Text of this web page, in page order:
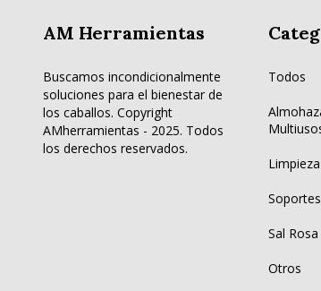
AM Herramientas
Buscamos incondicionalmente
soluciones para el bienestar de
los caballos. Copyright
AMherramientas - 2025. Todos
los derechos reservados.
Todos
Soportes
Sal Rosa
Otros